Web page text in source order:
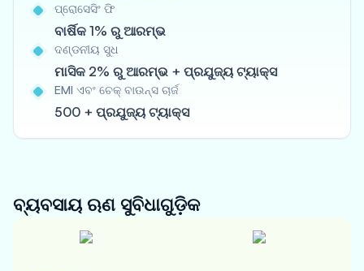
ପ୍ରୋସେସିଂ ଫି
ବାର୍ଷିକ 1% ରୁ ଆରମ୍ଭ
ଦଣ୍ଡନୀୟ ସୁଧ
ମାସିକ 2% ରୁ ଆରମ୍ଭ + ପ୍ରଯୁଜ୍ୟ ଟ୍ୟାକ୍ସ
EMI ଏବଂ ଚେକ୍ ବାଉନ୍ସ ଚାର୍ଜ
500 + ପ୍ରଯୁଜ୍ୟ ଟ୍ୟାକ୍ସ
ବ୍ୟବସାୟ ଋଣ ସୁବିଧାଗୁଡ଼ିକ